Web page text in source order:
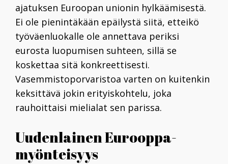
ajatuksen Euroopan unionin hylkäämisestä.
Ei ole pienintäkään epäilystä siitä, etteikö
työväenluokalle ole annettava periksi
eurosta luopumisen suhteen, sillä se
koskettaa sitä konkreettisesti.
Vasemmistoporvaristoa varten on kuitenkin
keksittävä jokin erityiskohtelu, joka
rauhoittaisi mielialat sen parissa.
Uudenlainen Eurooppa-
myönteisyys